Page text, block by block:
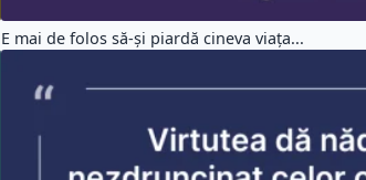
E mai de folos să-şi piardă cineva viaţa...